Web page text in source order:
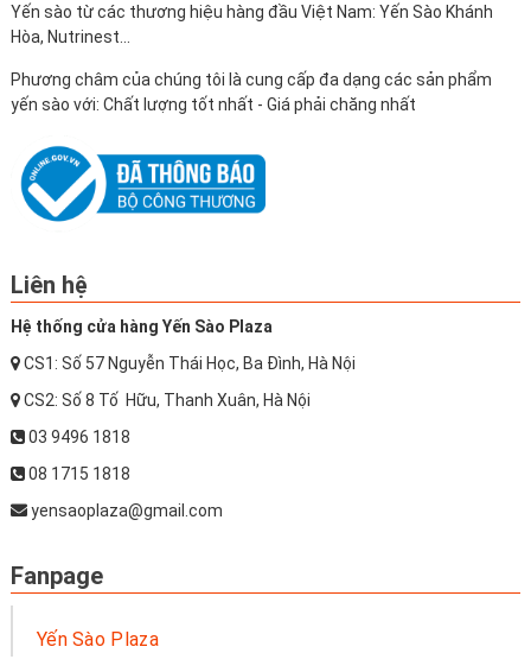
Yến sào từ các thương hiệu hàng đầu Việt Nam: Yến Sào Khánh
Hòa, Nutrinest...
Phương châm của chúng tôi là cung cấp đa dạng các sản phẩm
yến sào với: Chất lượng tốt nhất - Giá phải chăng nhất
Liên hệ
Hệ thống cửa hàng Yến Sào Plaza
CS1: Số 57 Nguyễn Thái Học, Ba Đình, Hà Nội
CS2: Số 8 Tố Hữu, Thanh Xuân, Hà Nội
03 9496 1818
08 1715 1818
yensaoplaza@gmail.com
Fanpage
Yến Sào Plaza